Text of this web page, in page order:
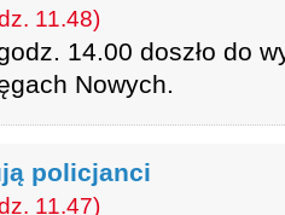
11.48)
14.00 doszło do
Nowych.
policjanci
11.47)